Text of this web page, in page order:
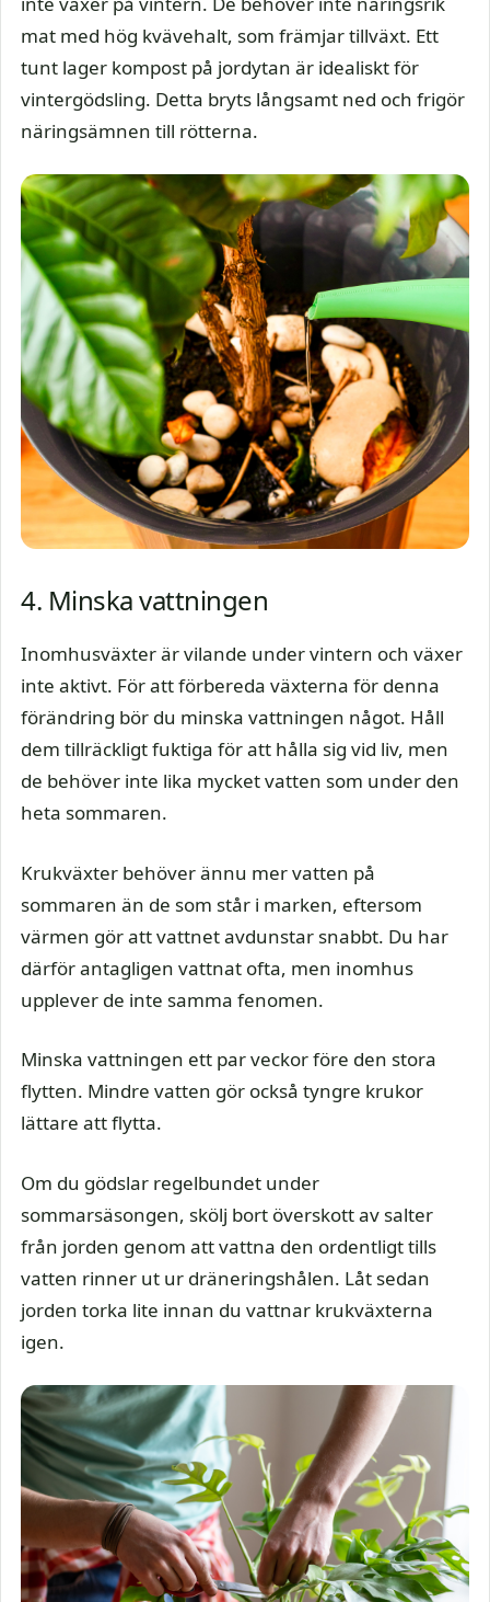
mat med hög kvävehalt, som främjar tillväxt. Ett
tunt lager kompost på jordytan är idealiskt för
vintergödsling. Detta bryts långsamt ned och frigör
näringsämnen till rötterna.
4. Minska vattningen
Inomhusväxter är vilande under vintern och växer
inte aktivt. För att förbereda växterna för denna
förändring bör du minska vattningen något. Håll
dem tillräckligt fuktiga för att hålla sig vid liv, men
de behöver inte lika mycket vatten som under den
heta sommaren.
Krukväxter behöver ännu mer vatten på
sommaren än de som står i marken, eftersom
värmen gör att vattnet avdunstar snabbt. Du har
därför antagligen vattnat ofta, men inomhus
upplever de inte samma fenomen.
Minska vattningen ett par veckor före den stora
flytten. Mindre vatten gör också tyngre krukor
lättare att flytta.
Om du gödslar regelbundet under
sommarsäsongen, skölj bort överskott av salter
från jorden genom att vattna den ordentligt tills
vatten rinner ut ur dräneringshålen. Låt sedan
jorden torka lite innan du vattnar krukväxterna
igen.